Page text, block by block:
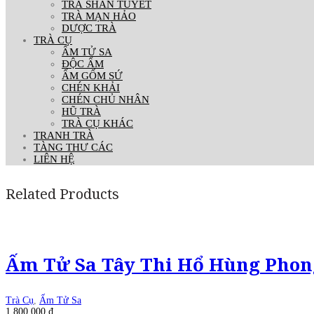
TRÀ SHAN TUYẾT
TRÀ MẠN HẢO
DƯỢC TRÀ
TRÀ CỤ
ẤM TỬ SA
ĐỘC ẨM
ẤM GỐM SỨ
CHÉN KHẢI
CHÉN CHỦ NHÂN
HŨ TRÀ
TRÀ CỤ KHÁC
TRANH TRÀ
TÀNG THƯ CÁC
LIÊN HỆ
Related Products
Ấm Tử Sa Tây Thi Hổ Hùng
Trà Cụ
Ấm Tử Sa
1.800.000 ₫